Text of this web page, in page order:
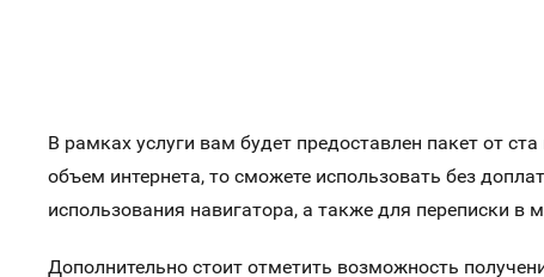
В рамках услуги вам будет предоставлен пакет от
объем интернета, то сможете использовать без
использования навигатора, а также для переписки в
Дополнительно стоит отметить возможность